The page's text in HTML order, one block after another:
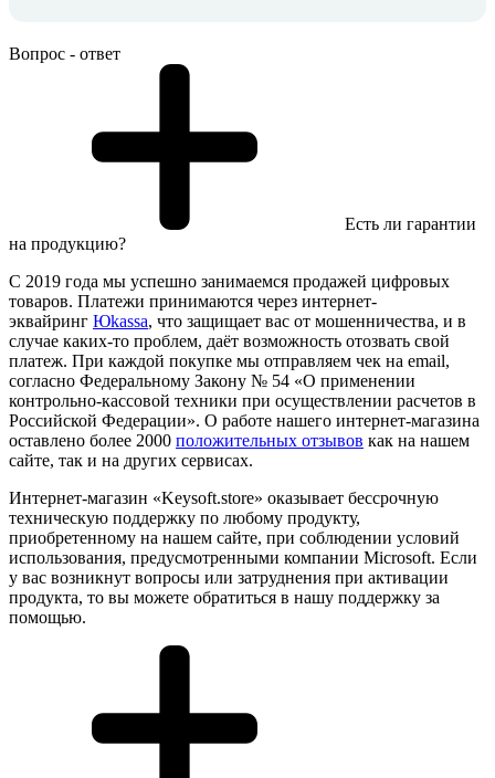
Вопрос - ответ
Есть ли гарантии
на продукцию?
С 2019 года мы успешно занимаемся продажей цифровых
товаров. Платежи принимаются через интернет-
эквайринг Юkassa, что защищает вас от мошенничества, и в
случае каких-то проблем, даёт возможность отозвать свой
платеж. При каждой покупке мы отправляем чек на email,
согласно Федеральному Закону № 54 «О применении
контрольно-кассовой техники при осуществлении расчетов в
Российской Федерации». О работе нашего интернет-магазина
оставлено более 2000 положительных отзывов как на нашем
сайте, так и на других сервисах.
Интернет-магазин «Keysoft.store» оказывает бессрочную
техническую поддержку по любому продукту,
приобретенному на нашем сайте, при соблюдении условий
использования, предусмотренными компании Microsoft. Если
у вас возникнут вопросы или затруднения при активации
продукта, то вы можете обратиться в нашу поддержку за
помощью.